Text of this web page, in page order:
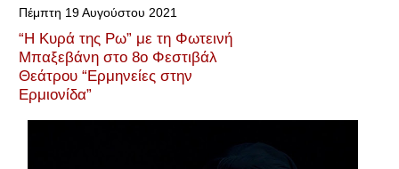
Πέμπτη 19 Αυγούστου 2021
“Η Κυρά της Ρω” με τη Φωτεινή
Μπαξεβάνη στο 8o Φεστιβάλ
Θεάτρου “Ερμηνείες στην
Ερμιονίδα”